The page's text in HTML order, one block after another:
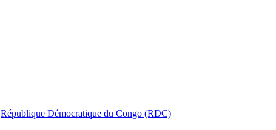
République Démocratique du Congo (RDC)